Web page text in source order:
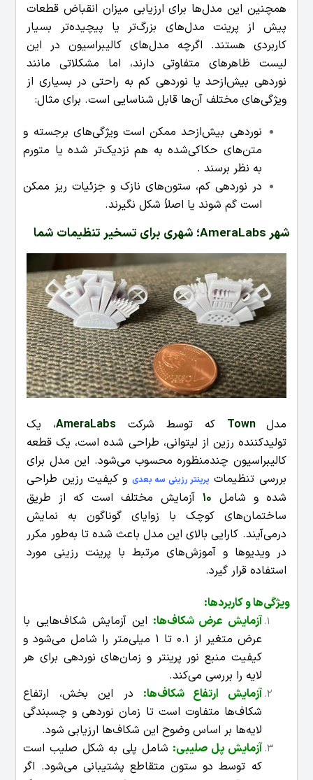
همچنین این مدل‌ها برای ارزیابی میزان انقباض قطعات
پیش از پرینت مدل‌های بزرگ‌تر یا پیچیده‌تر بسیار
کاربردی هستند. اگرچه مدل‌های کالیبراسیون در این
لیست ظاهرهای متفاوتی دارند، اما مشکلاتی مانند
نوردهی بیش‌ازحد یا نوردهی کم به راحتی در بسیاری از
ویژگی‌های مختلف آن‌ها قابل شناسایی است. برای مثال:
نوردهی بیش‌ازحد ممکن است ویژگی‌های برجسته و
متن‌های حکاکی‌شده به هم نزدیک‌تر شده یا متورم
به نظر برسند .
در نوردهی کم، ستون‌های نازک و جزئیات ریز ممکن
است گم شوند یا اصلاً شکل نگیرند.
شهر AmeraLabs؛ شهری برای تسخیر تنظیمات شما
مدل Town که توسط شرکت AmeraLabs، یک
تولیدکننده رزین از لیتوانی، طراحی شده است، یک قطعه
کالیبراسیون چندمنظوره محسوب می‌شود. این مدل برای
بررسی تنظیمات پرینتر رزینی سه بعدی و کیفیت رزین طراحی
شده و شامل 10 آزمایش مختلف است که از طریق
ساختمان‌های کوچک با زوایای گوناگون به نمایش
درمی‌آیند. کارایی بالای این مدل باعث شده تا به‌طور مکرر
در ویدیوها و آموزش‌های مرتبط با پرینت رزینی مورد
استفاده قرار گیرد.
ویژگی‌ها و کاربردها:
آزمایش عرض شکاف‌ها: این آزمایش شکاف‌هایی با
عرض متغیر از 0.1 تا 1 میلی‌متر را شامل می‌شود و
کیفیت منبع نور پرینتر و زمان‌های نوردهی برای هر
لایه را بررسی می‌کند.
آزمایش ارتفاع شکاف‌ها: در این بخش، ارتفاع
شکاف‌ها متفاوت است تا زمان نوردهی و چسبندگی
لایه‌ها بر اساس وضوح این شکاف‌ها ارزیابی شود.
آزمایش پل صلیبی: شامل پلی به شکل صلیب است
که توسط دو ستون متقاطع پشتیبانی می‌شود. اگر